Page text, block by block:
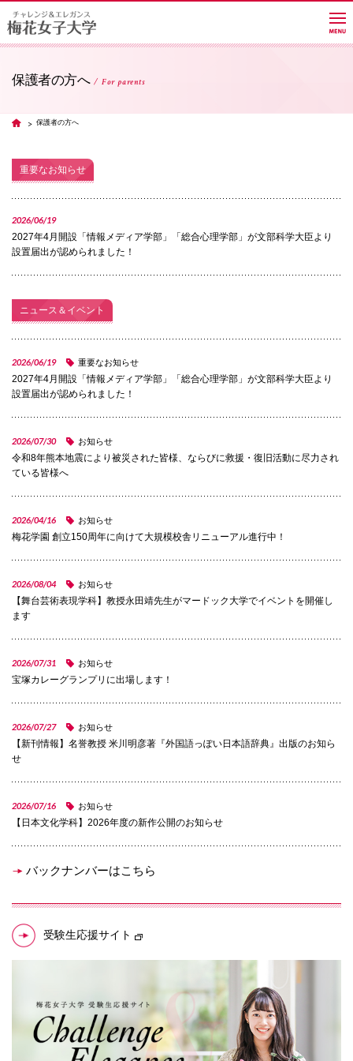
学部・学科・大学院
進路・就職
国際交流
産学連携
入試情報
072-643-6221
入試広報部
072-643-6566
お問い合わせ 交通アクセス サイトマップ English
保護者の方へ For parents
TOP 保護者の方へ
重要なお知らせ
2026/06/19
2027年4月開設「情報メディア学部」「総合心理学部」が文部科学大臣より
設置届出が認められました！
ニュース＆イベント
2026/06/19 重要なお知らせ
2027年4月開設「情報メディア学部」「総合心理学部」が文部科学大臣より
設置届出が認められました！
2026/07/30 お知らせ
令和8年熊本地震により被災された皆様、ならびに救援・復旧活動に尽力され
ている皆様へ
2026/04/16 お知らせ
梅花学園 創立150周年に向けて大規模校舎リニューアル進行中！
2026/08/04 お知らせ
【舞台芸術表現学科】教授永田靖先生がマードック大学でイベントを開催し
ます
2026/07/31 お知らせ
宝塚カレーグランプリに出場します！
2026/07/27 お知らせ
【新刊情報】名誉教授 米川明彦著『外国語っぽい日本語辞典』出版のお知ら
せ
2026/07/16 お知らせ
【日本文化学科】2026年度の新作公開のお知らせ
バックナンバーはこちら
受験生応援サイト